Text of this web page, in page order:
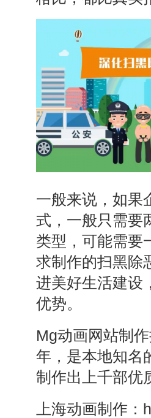
一般来说，如果
式，一般只需要
类型，可能需要
求制作的扫黑除
进美好生活建设
优势。
Mg动画网站制
年，是本地知名
制作出上千部优
上海动画制作